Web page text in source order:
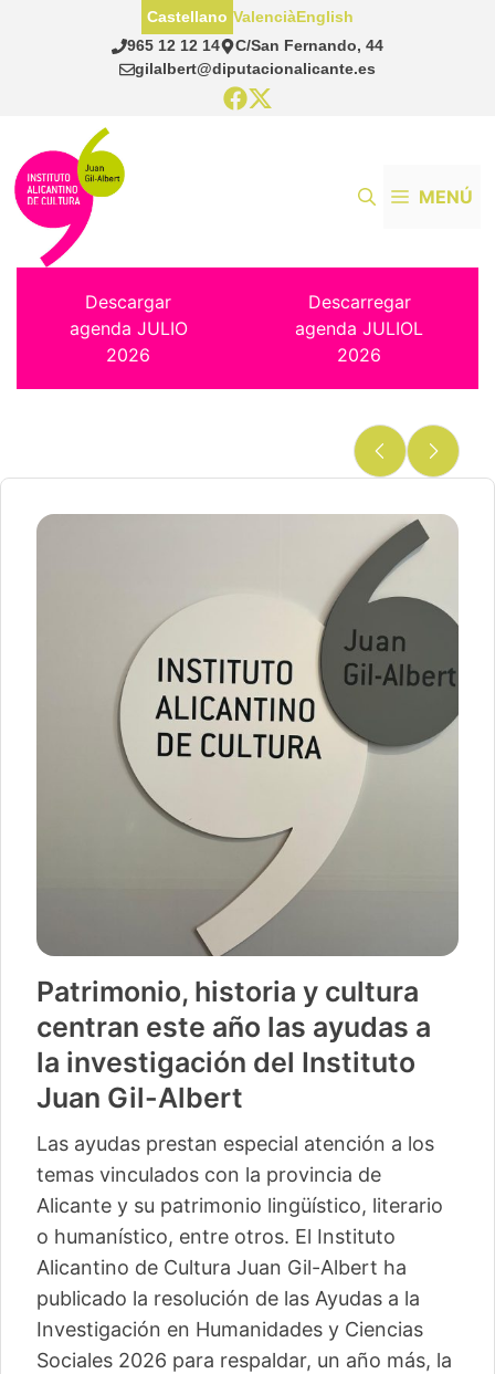
965 12 12 14
C/San Fernando, 44
gilalbert@diputacionalicante.es
Castellano ValenciàEnglish
MENÚ
Descargar
agenda JULIO
2026
Descarregar
agenda JULIOL
2026
Patrimonio, historia y cultura
centran este año las ayudas a
la investigación del Instituto
Juan Gil-Albert
Las ayudas prestan especial atención a los
temas vinculados con la provincia de
Alicante y su patrimonio lingüístico, literario
o humanístico, entre otros. El Instituto
Alicantino de Cultura Juan Gil-Albert ha
publicado la resolución de las Ayudas a la
Investigación en Humanidades y Ciencias
Sociales 2026 para respaldar, un año más, la